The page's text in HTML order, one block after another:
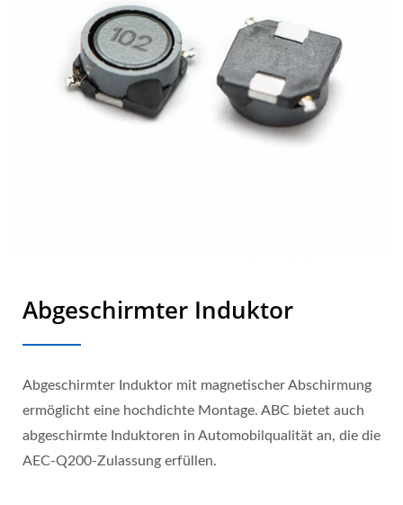
Abgeschirmter Induktor
Abgeschirmter Induktor mit magnetischer Abschirmung
ermöglicht eine hochdichte Montage. ABC bietet auch
abgeschirmte Induktoren in Automobilqualität an, die die
AEC-Q200-Zulassung erfüllen.